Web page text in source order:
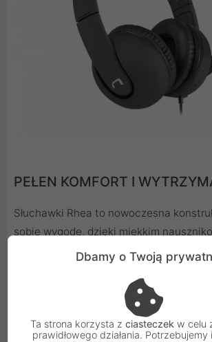
PEŁEN KOMFORT I
Słuchawki Rhea to nowoczesna
sobie wygodę, dzięki miękkim
pokryte skórą ekologiczną - dzięki temu
zmęczenia, a przewód w nylonowym
Dbamy o Twoją
Ta strona korzysta z ciasteczek w celu
prawidłowego działania. Potrzebujemy